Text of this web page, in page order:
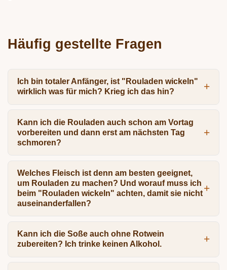
Häufig gestellte Fragen
Ich bin totaler Anfänger, ist "Rouladen wickeln"
wirklich was für mich? Krieg ich das hin?
Kann ich die Rouladen auch schon am Vortag
vorbereiten und dann erst am nächsten Tag
schmoren?
Welches Fleisch ist denn am besten geeignet,
um Rouladen zu machen? Und worauf muss ich
beim "Rouladen wickeln" achten, damit sie nicht
auseinanderfallen?
Kann ich die Soße auch ohne Rotwein
zubereiten? Ich trinke keinen Alkohol.